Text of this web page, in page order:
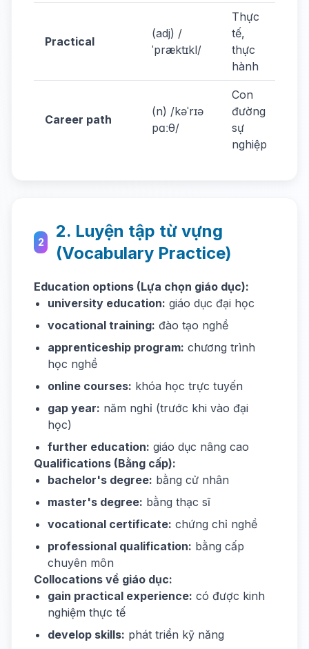
Practical
(adj) /
ˈpræktɪkl/
Thực
tế,
thực
hành
Career path
(n) /kəˈrɪə
pɑːθ/
Con
đường
sự
nghiệp
2
2. Luyện tập từ vựng
(Vocabulary Practice)
Education options (Lựa chọn giáo dục):
university education: giáo dục đại học
vocational training: đào tạo nghề
apprenticeship program: chương trình
học nghề
online courses: khóa học trực tuyến
gap year: năm nghỉ (trước khi vào đại
học)
further education: giáo dục nâng cao
Qualifications (Bằng cấp):
bachelor's degree: bằng cử nhân
master's degree: bằng thạc sĩ
vocational certificate: chứng chỉ nghề
professional qualification: bằng cấp
chuyên môn
Collocations về giáo dục:
gain practical experience: có được kinh
nghiệm thực tế
develop skills: phát triển kỹ năng